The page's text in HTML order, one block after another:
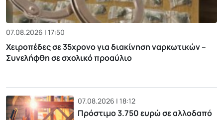
07.08.2026 | 17:50
Χειροπέδες σε 35χρονο για διακίνηση ναρκωτικών –
Συνελήφθη σε σχολικό προαύλιο
07.08.2026 | 18:12
Πρόστιμο 3.750 ευρώ σε αλλοδαπό